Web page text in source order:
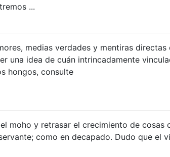
...
medias verdades y mentiras directas
una idea de cuán intrincadamente
hongos, consulte
moho y retrasar el crecimiento de cosas
como en decapado. Dudo que el